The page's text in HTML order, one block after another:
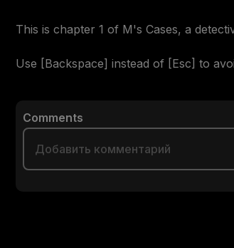
This is chapter 1 of M's Cases, a
Comments